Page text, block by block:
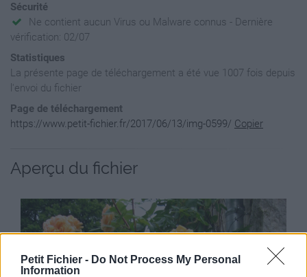
Petit Fichier - Do Not Process My Personal
Information
Sécurité
Ne contient aucun Virus ou Malware connus - Dernière
vérification: 02/07
Statistiques
La présente page de téléchargement a été vue 1007 fois depuis
l'envoi du fichier
Page de téléchargement
https://www.petit-fichier.fr/2017/06/13/img-0599/ Copier
Aperçu du fichier